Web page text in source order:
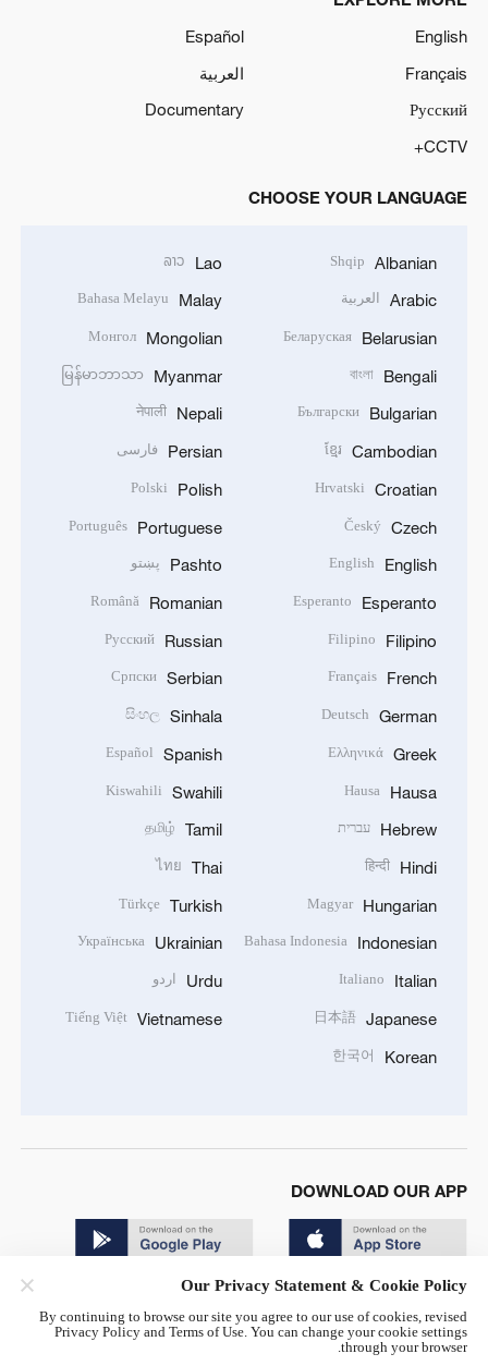
English
Español
Français
العربية
Русский
Documentary
CCTV+
CHOOSE YOUR LANGUAGE
Albanian
Shqip
Arabic العربية
Belarusian
Беларуская
Bengali
বাংলা
Bulgarian
Български
Cambodian
ខ្មែរ
Croatian
Hrvatski
Czech
Český
English
English
Esperanto
Esperanto
Filipino
Filipino
French
Français
German
Deutsch
Greek
Ελληνικά
Hausa
Hausa
Hebrew עברית
Hindi
हिन्दी
Hungarian
Magyar
Indonesian
Bahasa Indonesia
Italian
Italiano
Japanese
日本語
Korean
한국어
Lao
ລາວ
Malay
Bahasa Melayu
Mongolian
Монгол
Myanmar
မြန်မာဘာသာ
Nepali
नेपाली
Persian فارسی
Polish
Polski
Portuguese
Português
Pashto پښتو
Romanian
Română
Russian
Русский
Serbian
Српски
Sinhala
සිංහල
Spanish
Español
Swahili
Kiswahili
Tamil
தமிழ்
Thai
ไทย
Turkish
Türkçe
Ukrainian
Українська
Urdu اردو
Vietnamese
Tiếng Việt
DOWNLOAD OUR APP
© China Radio International.CRI. All Rights Reserved. 16A
Our Privacy Statement & Cookie Policy
By continuing to browse our site you agree to our use of cookies, revised
Privacy Policy and Terms of Use. You can change your cookie settings
through your browser.